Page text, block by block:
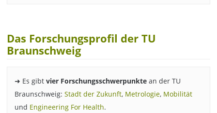
Das Forschungsprofil der TU
Braunschweig
➜ Es gibt vier Forschungsschwerpunktean der TU
Braunschweig: Stadt der Zukunft, Metrologie, Mobilität
und Engineering For Health.